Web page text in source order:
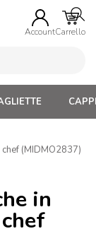
AccountCarrello
(MIDMO2837)
in